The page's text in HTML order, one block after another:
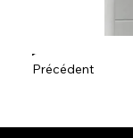
Précédent